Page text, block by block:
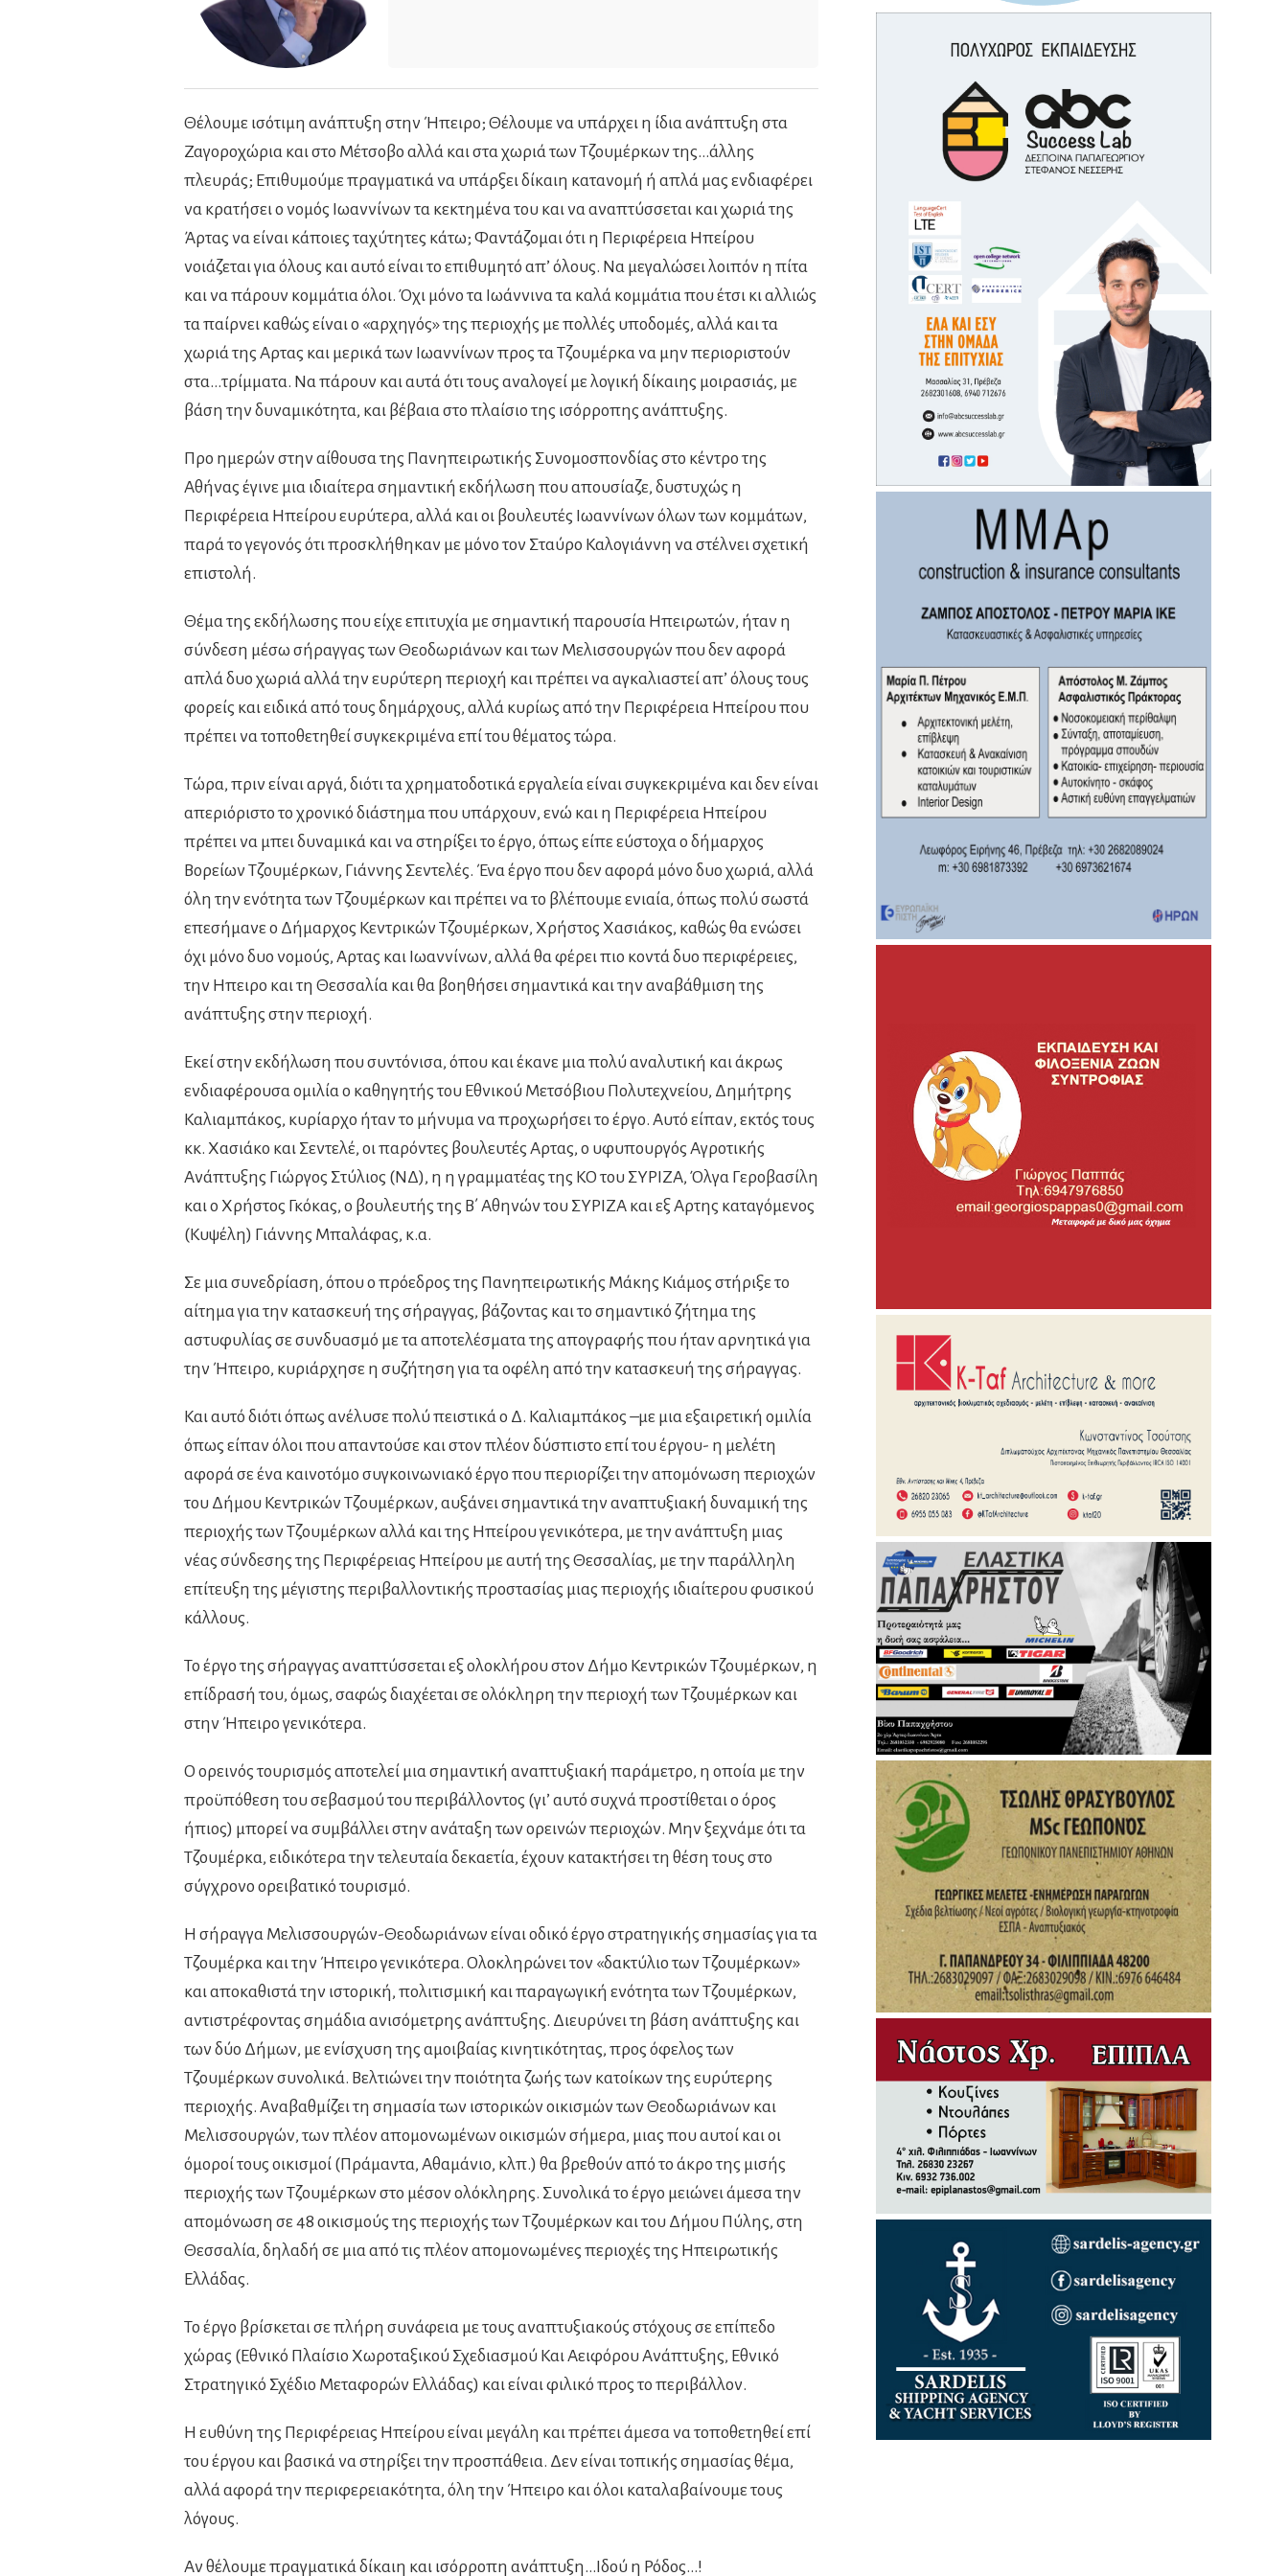
Θέλουμε ισότιμη ανάπτυξη στην Ήπειρο; Θέλουμε να υπάρχει η ίδια ανάπτυξη στα
Ζαγοροχώρια και στο Μέτσοβο αλλά και στα χωριά των Τζουμέρκων της…άλλης
πλευράς; Επιθυμούμε πραγματικά να υπάρξει δίκαιη κατανομή ή απλά μας ενδιαφέρει
να κρατήσει ο νομός Ιωαννίνων τα κεκτημένα του και να αναπτύσσεται και χωριά της
Άρτας να είναι κάποιες ταχύτητες κάτω; Φαντάζομαι ότι η Περιφέρεια Ηπείρου
νοιάζεται για όλους και αυτό είναι το επιθυμητό απ’ όλους. Να μεγαλώσει λοιπόν η πίτα
και να πάρουν κομμάτια όλοι. Όχι μόνο τα Ιωάννινα τα καλά κομμάτια που έτσι κι αλλιώς
τα παίρνει καθώς είναι ο «αρχηγός» της περιοχής με πολλές υποδομές, αλλά και τα
χωριά της Αρτας και μερικά των Ιωαννίνων προς τα Τζουμέρκα να μην περιοριστούν
στα…τρίμματα. Να πάρουν και αυτά ότι τους αναλογεί με λογική δίκαιης μοιρασιάς, με
βάση την δυναμικότητα, και βέβαια στο πλαίσιο της ισόρροπης ανάπτυξης.
Προ ημερών στην αίθουσα της Πανηπειρωτικής Συνομοσπονδίας στο κέντρο της
Αθήνας έγινε μια ιδιαίτερα σημαντική εκδήλωση που απουσίαζε, δυστυχώς η
Περιφέρεια Ηπείρου ευρύτερα, αλλά και οι βουλευτές Ιωαννίνων όλων των κομμάτων,
παρά το γεγονός ότι προσκλήθηκαν με μόνο τον Σταύρο Καλογιάννη να στέλνει σχετική
επιστολή.
Θέμα της εκδήλωσης που είχε επιτυχία με σημαντική παρουσία Ηπειρωτών, ήταν η
σύνδεση μέσω σήραγγας των Θεοδωριάνων και των Μελισσουργών που δεν αφορά
απλά δυο χωριά αλλά την ευρύτερη περιοχή και πρέπει να αγκαλιαστεί απ’ όλους τους
φορείς και ειδικά από τους δημάρχους, αλλά κυρίως από την Περιφέρεια Ηπείρου που
πρέπει να τοποθετηθεί συγκεκριμένα επί του θέματος τώρα.
Τώρα, πριν είναι αργά, διότι τα χρηματοδοτικά εργαλεία είναι συγκεκριμένα και δεν είναι
απεριόριστο το χρονικό διάστημα που υπάρχουν, ενώ και η Περιφέρεια Ηπείρου
πρέπει να μπει δυναμικά και να στηρίξει το έργο, όπως είπε εύστοχα ο δήμαρχος
Βορείων Τζουμέρκων, Γιάννης Σεντελές. Ένα έργο που δεν αφορά μόνο δυο χωριά, αλλά
όλη την ενότητα των Τζουμέρκων και πρέπει να το βλέπουμε ενιαία, όπως πολύ σωστά
επεσήμανε ο Δήμαρχος Κεντρικών Τζουμέρκων, Χρήστος Χασιάκος, καθώς θα ενώσει
όχι μόνο δυο νομούς, Αρτας και Ιωαννίνων, αλλά θα φέρει πιο κοντά δυο περιφέρειες,
την Ηπειρο και τη Θεσσαλία και θα βοηθήσει σημαντικά και την αναβάθμιση της
ανάπτυξης στην περιοχή.
Εκεί στην εκδήλωση που συντόνισα, όπου και έκανε μια πολύ αναλυτική και άκρως
ενδιαφέρουσα ομιλία ο καθηγητής του Εθνικού Μετσόβιου Πολυτεχνείου, Δημήτρης
Καλιαμπάκος, κυρίαρχο ήταν το μήνυμα να προχωρήσει το έργο. Αυτό είπαν, εκτός τους
κκ. Χασιάκο και Σεντελέ, οι παρόντες βουλευτές Αρτας, ο υφυπουργός Αγροτικής
Ανάπτυξης Γιώργος Στύλιος (ΝΔ), η η γραμματέας της ΚΟ του ΣΥΡΙΖΑ, Όλγα Γεροβασίλη
και ο Χρήστος Γκόκας, ο βουλευτής της Β΄ Αθηνών του ΣΥΡΙΖΑ και εξ Αρτης καταγόμενος
(Κυψέλη) Γιάννης Μπαλάφας, κ.α.
Σε μια συνεδρίαση, όπου ο πρόεδρος της Πανηπειρωτικής Μάκης Κιάμος στήριξε το
αίτημα για την κατασκευή της σήραγγας, βάζοντας και το σημαντικό ζήτημα της
αστυφυλίας σε συνδυασμό με τα αποτελέσματα της απογραφής που ήταν αρνητικά για
την Ήπειρο, κυριάρχησε η συζήτηση για τα οφέλη από την κατασκευή της σήραγγας.
Και αυτό διότι όπως ανέλυσε πολύ πειστικά ο Δ. Καλιαμπάκος –με μια εξαιρετική ομιλία
όπως είπαν όλοι που απαντούσε και στον πλέον δύσπιστο επί του έργου- η μελέτη
αφορά σε ένα καινοτόμο συγκοινωνιακό έργο που περιορίζει την απομόνωση περιοχών
του Δήμου Κεντρικών Τζουμέρκων, αυξάνει σημαντικά την αναπτυξιακή δυναμική της
περιοχής των Τζουμέρκων αλλά και της Ηπείρου γενικότερα, με την ανάπτυξη μιας
νέας σύνδεσης της Περιφέρειας Ηπείρου με αυτή της Θεσσαλίας, με την παράλληλη
επίτευξη της μέγιστης περιβαλλοντικής προστασίας μιας περιοχής ιδιαίτερου φυσικού
κάλλους.
Το έργο της σήραγγας αναπτύσσεται εξ ολοκλήρου στον Δήμο Κεντρικών Τζουμέρκων, η
επίδρασή του, όμως, σαφώς διαχέεται σε ολόκληρη την περιοχή των Τζουμέρκων και
στην Ήπειρο γενικότερα.
Ο ορεινός τουρισμός αποτελεί μια σημαντική αναπτυξιακή παράμετρο, η οποία με την
προϋπόθεση του σεβασμού του περιβάλλοντος (γι’ αυτό συχνά προστίθεται ο όρος
ήπιος) μπορεί να συμβάλλει στην ανάταξη των ορεινών περιοχών. Μην ξεχνάμε ότι τα
Τζουμέρκα, ειδικότερα την τελευταία δεκαετία, έχουν κατακτήσει τη θέση τους στο
σύγχρονο ορειβατικό τουρισμό.
Η σήραγγα Μελισσουργών-Θεοδωριάνων είναι οδικό έργο στρατηγικής σημασίας για τα
Τζουμέρκα και την Ήπειρο γενικότερα. Ολοκληρώνει τον «δακτύλιο των Τζουμέρκων»
και αποκαθιστά την ιστορική, πολιτισμική και παραγωγική ενότητα των Τζουμέρκων,
αντιστρέφοντας σημάδια ανισόμετρης ανάπτυξης. Διευρύνει τη βάση ανάπτυξης και
των δύο Δήμων, με ενίσχυση της αμοιβαίας κινητικότητας, προς όφελος των
Τζουμέρκων συνολικά. Βελτιώνει την ποιότητα ζωής των κατοίκων της ευρύτερης
περιοχής. Αναβαθμίζει τη σημασία των ιστορικών οικισμών των Θεοδωριάνων και
Μελισσουργών, των πλέον απομονωμένων οικισμών σήμερα, μιας που αυτοί και οι
όμοροί τους οικισμοί (Πράμαντα, Αθαμάνιο, κλπ.) θα βρεθούν από το άκρο της μισής
περιοχής των Τζουμέρκων στο μέσον ολόκληρης. Συνολικά το έργο μειώνει άμεσα την
απομόνωση σε 48 οικισμούς της περιοχής των Τζουμέρκων και του Δήμου Πύλης, στη
Θεσσαλία, δηλαδή σε μια από τις πλέον απομονωμένες περιοχές της Ηπειρωτικής
Ελλάδας.
Το έργο βρίσκεται σε πλήρη συνάφεια με τους αναπτυξιακούς στόχους σε επίπεδο
χώρας (Εθνικό Πλαίσιο Χωροταξικού Σχεδιασμού Και Αειφόρου Ανάπτυξης, Εθνικό
Στρατηγικό Σχέδιο Μεταφορών Ελλάδας) και είναι φιλικό προς το περιβάλλον.
Η ευθύνη της Περιφέρειας Ηπείρου είναι μεγάλη και πρέπει άμεσα να τοποθετηθεί επί
του έργου και βασικά να στηρίξει την προσπάθεια. Δεν είναι τοπικής σημασίας θέμα,
αλλά αφορά την περιφερειακότητα, όλη την Ήπειρο και όλοι καταλαβαίνουμε τους
λόγους.
Αν θέλουμε πραγματικά δίκαιη και ισόρροπη ανάπτυξη…Ιδού η Ρόδος…!